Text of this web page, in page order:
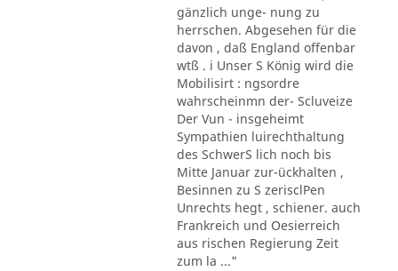
gänzlich unge- nung zu
herrschen. Abgesehen für die
davon , daß England offenbar
wtß . i Unser S König wird die
Mobilisirt : ngsordre
wahrscheinmn der- Scluveize
Der Vun - insgeheimt
Sympathien luirechthaltung
des SchwerS lich noch bis
Mitte Januar zur-ückhalten ,
Besinnen zu S zerisclPen
Unrechts hegt , schiener. auch
Frankreich und Oesierreich
aus rischen Regierung Zeit
zum la ..."